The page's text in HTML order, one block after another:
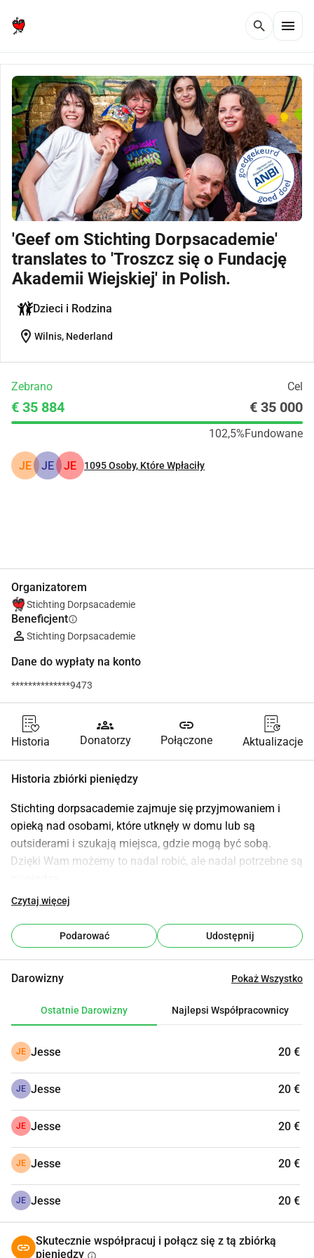
search menu
'Geef om Stichting Dorpsacademie'
translates to 'Troszcz się o Fundację
Akademii Wiejskiej' in Polish.
Dzieci i Rodzina
location_on Wilnis, Nederland
Zebrano Cel
€ 35 884 € 35 000
102,5%Fundowane
JE JE JE 1095Osoby, Które Wpłaciły
Organizatorem
Stichting Dorpsacademie
Beneficjentinfo
Stichting Dorpsacademie
Dane do wypłaty na konto
**************9473
Historia
groups
Donatorzy
link
Połączone Aktualizacje
Historia zbiórki pieniędzy
Stichting dorpsacademie zajmuje się przyjmowaniem i
opieką nad osobami, które utknęły w domu lub są
outsiderami i szukają miejsca, gdzie mogą być sobą.
Dzięki Wam możemy to nadal robić, ale nadal potrzebne są
Wesprzyj nas, abyśmy mogli zapewnić tym młodym
sztuka, muzyka i kultura odgrywają główną rolę.
Przyjmujemy wszystkich z otwartymi ramionami, pełnymi
odwiedzić stronę www.stichtingdorpsacademie.nl
Mamy status ANBI
Czytaj więcej
Podarować Udostępnij
Darowizny Pokaż Wszystko
Ostatnie Darowizny Najlepsi Współpracownicy
JE Jesse 20 €
JE Jesse 20 €
JE Jesse 20 €
JE Jesse 20 €
JE Jesse 20 €
Skutecznie współpracuj i połącz się z tą zbiórką
pieniędzy info